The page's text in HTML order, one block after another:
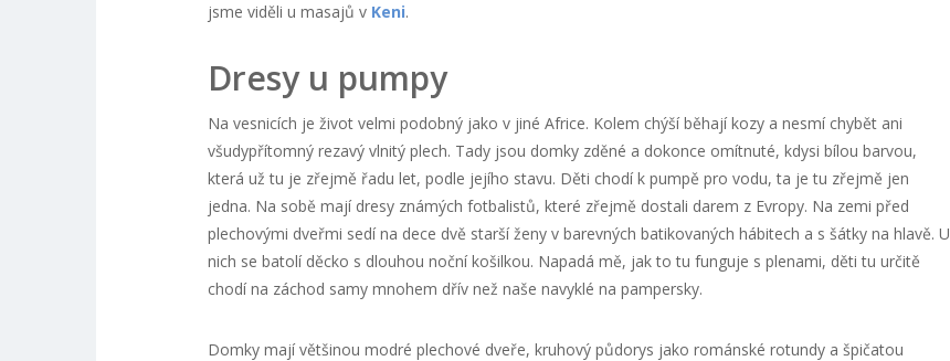
jsme viděli u masajů v Keni.
Dresy u pumpy
Na vesnicích je život velmi podobný jako v jiné Africe. Kolem chýší běhají kozy a nesmí chybět ani
všudypřítomný rezavý vlnitý plech. Tady jsou domky zděné a dokonce omítnuté, kdysi bílou barvou,
která už tu je zřejmě řadu let, podle jejího stavu. Děti chodí k pumpě pro vodu, ta je tu zřejmě jen
jedna. Na sobě mají dresy známých fotbalistů, které zřejmě dostali darem z Evropy. Na zemi před
plechovými dveřmi sedí na dece dvě starší ženy v barevných batikovaných hábitech a s šátky na hlavě. U
nich se batolí děcko s dlouhou noční košilkou. Napadá mě, jak to tu funguje s plenami, děti tu určitě
chodí na záchod samy mnohem dřív než naše navyklé na pampersky.
Domky mají většinou modré plechové dveře, kruhový půdorys jako románské rotundy a špičatou